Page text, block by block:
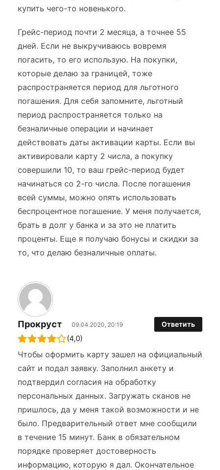
купить чего-то новенького.
Грейс-период почти 2 месяца, а точнее 55
дней. Если не выкручиваюсь вовремя
погасить, то его использую. На покупки,
которые делаю за границей, тоже
распространяется период для льготного
погашения. Для себя запомните, льготный
период распространяется только на
безналичные операции и начинает
действовать даты активации карты. Если вы
активировали карту 2 числа, а покупку
совершили 10, то ваш грейс-период будет
начинаться со 2-го числа. После погашения
всей суммы, можно опять использовать
беспроцентное погашение. У меня получается,
брать в долг у банка и за это не платить
проценты. Еще я получаю бонусы и скидки за
то, что делаю безналичные оплаты.
Прокруст 09.04.2020, 20:19 Ответить
(4,0)
Чтобы оформить карту зашел на официальный
сайт и подал заявку. Заполнил анкету и
подтвердил согласия на обработку
персональных данных. Загружать сканов не
пришлось, да у меня такой возможности и не
было. Предварительный ответ мне сообщили
в течение 15 минут. Банк в обязательном
порядке проверяет достоверность
информацию, которую я дал. Окончательное